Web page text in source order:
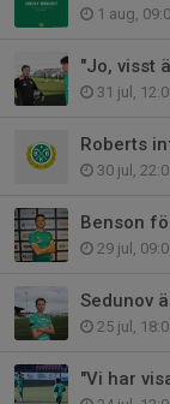
1 aug,
"Jo, visst
31 jul,
Roberts
30 jul,
Benson
29 jul,
Sedunov
25 jul,
"Vi har